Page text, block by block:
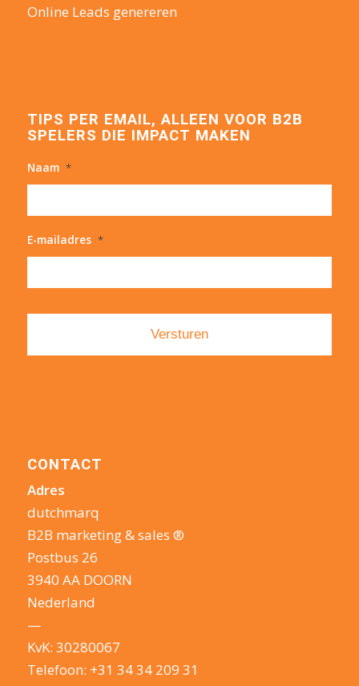
Online Leads genereren
TIPS PER EMAIL, ALLEEN VOOR B2B
SPELERS DIE IMPACT MAKEN
Naam *
E-mailadres *
CONTACT
Adres
dutchmarq
B2B marketing & sales ®
Postbus 26
3940 AA DOORN
Nederland
—
KvK: 30280067
Telefoon: +31 34 34 209 31